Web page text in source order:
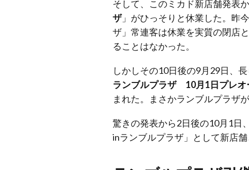
そして、このミカド新店舗発表
ザ」がひっそりと休業した。昨
ザ」常連客は休業を実質の閉店
ることはなかった。
しかしその10日後の9月29日、
ランブルプラザ 10月1日プレオ
まれた。まさかランブルプラザ
驚きの発表から2日後の10月1日
inランブルプラザ」として新店